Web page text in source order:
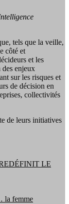
tels que la veille,
côté et
et les
enjeux
sur les risques et
de décision en
collectivités
de leurs initiatives
LE
la femme